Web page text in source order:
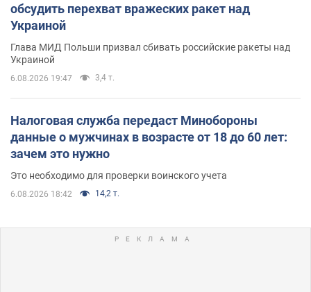
обсудить перехват вражеских ракет над
Украиной
Глава МИД Польши призвал сбивать российские ракеты над
Украиной
6.08.2026 19:47 3,4 т.
Налоговая служба передаст Минобороны
данные о мужчинах в возрасте от 18 до 60 лет:
зачем это нужно
Это необходимо для проверки воинского учета
6.08.2026 18:42 14,2 т.